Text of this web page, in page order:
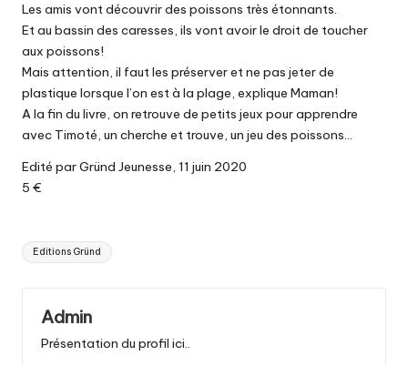
Les amis vont découvrir des poissons très étonnants.
Et au bassin des caresses, ils vont avoir le droit de toucher
aux poissons!
Mais attention, il faut les préserver et ne pas jeter de
plastique lorsque l’on est à la plage, explique Maman!
A la fin du livre, on retrouve de petits jeux pour apprendre
avec Timoté, un cherche et trouve, un jeu des poissons…
Edité par Gründ Jeunesse, 11 juin 2020
5 €
Tags:
Editions Gründ
Admin
Présentation du profil ici..